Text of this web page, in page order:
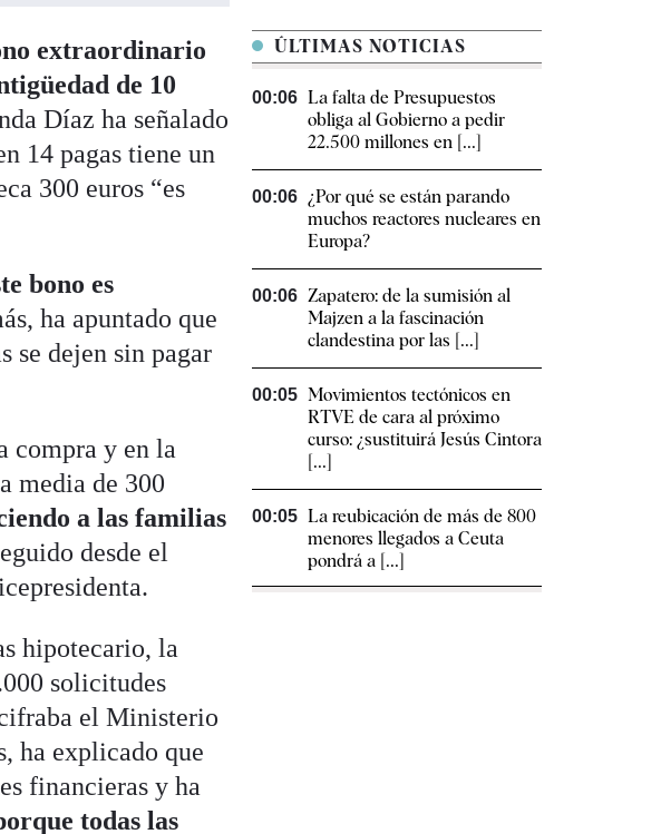
extraordinario
de 10
Díaz ha señalado
14 pagas tiene un
300 euros “es
bono es
ha apuntado que
se dejen sin pagar
compra y en la
media de 300
a las familias
desde el
hipotecario, la
solicitudes
el Ministerio
ha explicado que
financieras y ha
todas las
ÚLTIMAS NOTICIAS
00:06 La falta de Presupuestos
obliga al Gobierno a pedir
22.500 millones en [...]
00:06 ¿Por qué se están parando
muchos reactores nucleares en
Europa?
00:06 Zapatero: de la sumisión al
Majzen a la fascinación
clandestina por las [...]
00:05 Movimientos tectónicos en
RTVE de cara al próximo
curso: ¿sustituirá Jesús Cintora
[...]
00:05 La reubicación de más de 800
menores llegados a Ceuta
pondrá a [...]